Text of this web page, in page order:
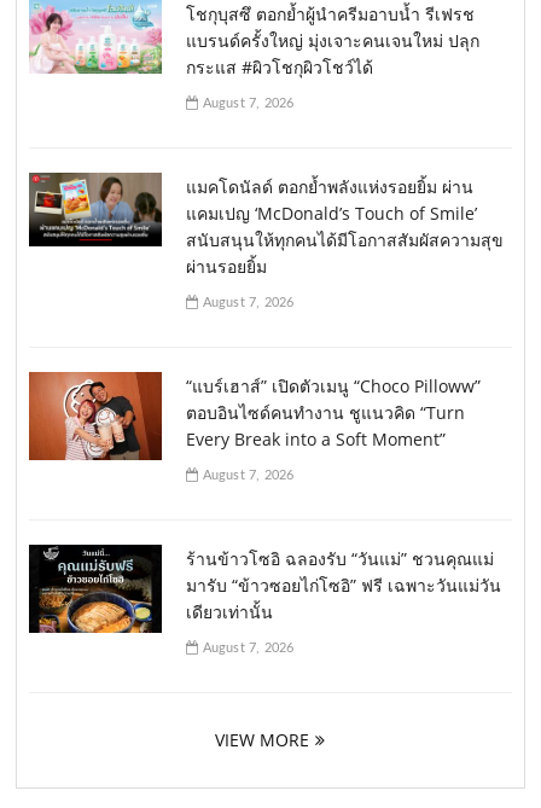
โชกุบุสซึ ตอกย้ำผู้นำครีมอาบน้ำ รีเฟรช
แบรนด์ครั้งใหญ่ มุ่งเจาะคนเจนใหม่ ปลุก
กระแส #ผิวโชกุผิวโชว์ได้
August 7, 2026
แมคโดนัลด์ ตอกย้ำพลังแห่งรอยยิ้ม ผ่าน
แคมเปญ ‘McDonald’s Touch of Smile’
สนับสนุนให้ทุกคนได้มีโอกาสสัมผัสความสุข
ผ่านรอยยิ้ม
August 7, 2026
“แบร์เฮาส์” เปิดตัวเมนู “Choco Pilloww”
ตอบอินไซด์คนทำงาน ชูแนวคิด “Turn
Every Break into a Soft Moment”
August 7, 2026
ร้านข้าวโซอิ ฉลองรับ “วันแม่” ชวนคุณแม่
มารับ “ข้าวซอยไก่โซอิ” ฟรี เฉพาะวันแม่วัน
เดียวเท่านั้น
August 7, 2026
VIEW MORE